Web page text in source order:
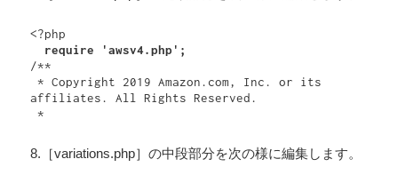
/**
* Copyright 2019 Amazon.com, Inc. or its
affiliates. All Rights Reserved.
*
8.［variations.php］の中段部分を次の様に編集します。